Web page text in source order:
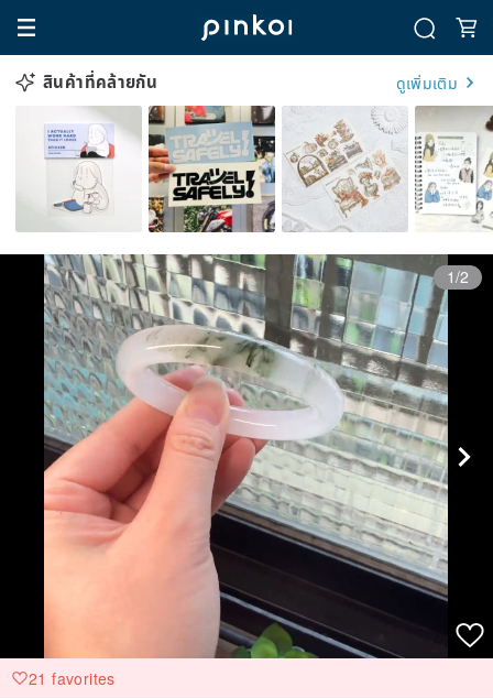
สินค้าที่คล้ายกัน ดูเพิ่มเติม
1/2
21 favorites